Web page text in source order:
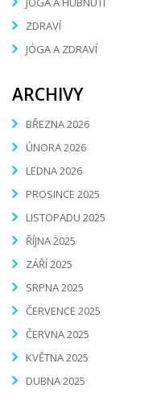
ZDRAVÍ
JÓGA A ZDRAVÍ
ARCHIVY
BŘEZNA 2026
ÚNORA 2026
LEDNA 2026
PROSINCE 2025
LISTOPADU 2025
ŘÍJNA 2025
ZÁŘÍ 2025
SRPNA 2025
ČERVENCE 2025
ČERVNA 2025
KVĚTNA 2025
DUBNA 2025